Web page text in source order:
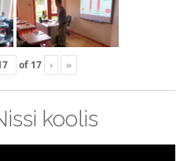
of 17 › »
koolis